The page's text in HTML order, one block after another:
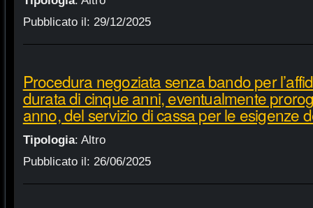
Pubblicato il: 29/12/2025
Procedura negoziata senza bando per
durata di cinque anni, eventualmente
anno, del servizio di cassa per le esigenze
Tipologia: Altro
Pubblicato il: 26/06/2025